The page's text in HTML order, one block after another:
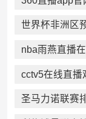
世界杯非洲区
nba雨燕直播
cctv5在线直播
圣马力诺联赛